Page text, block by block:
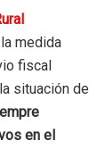
medida
fiscal
situación de
en el